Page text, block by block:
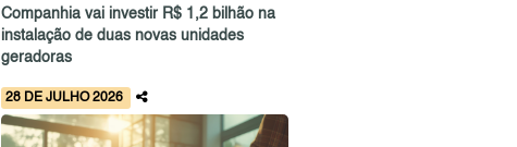
Companhia vai investir R$ 1,2 bilhão na
instalação de duas novas unidades
geradoras
28 DE JULHO 2026